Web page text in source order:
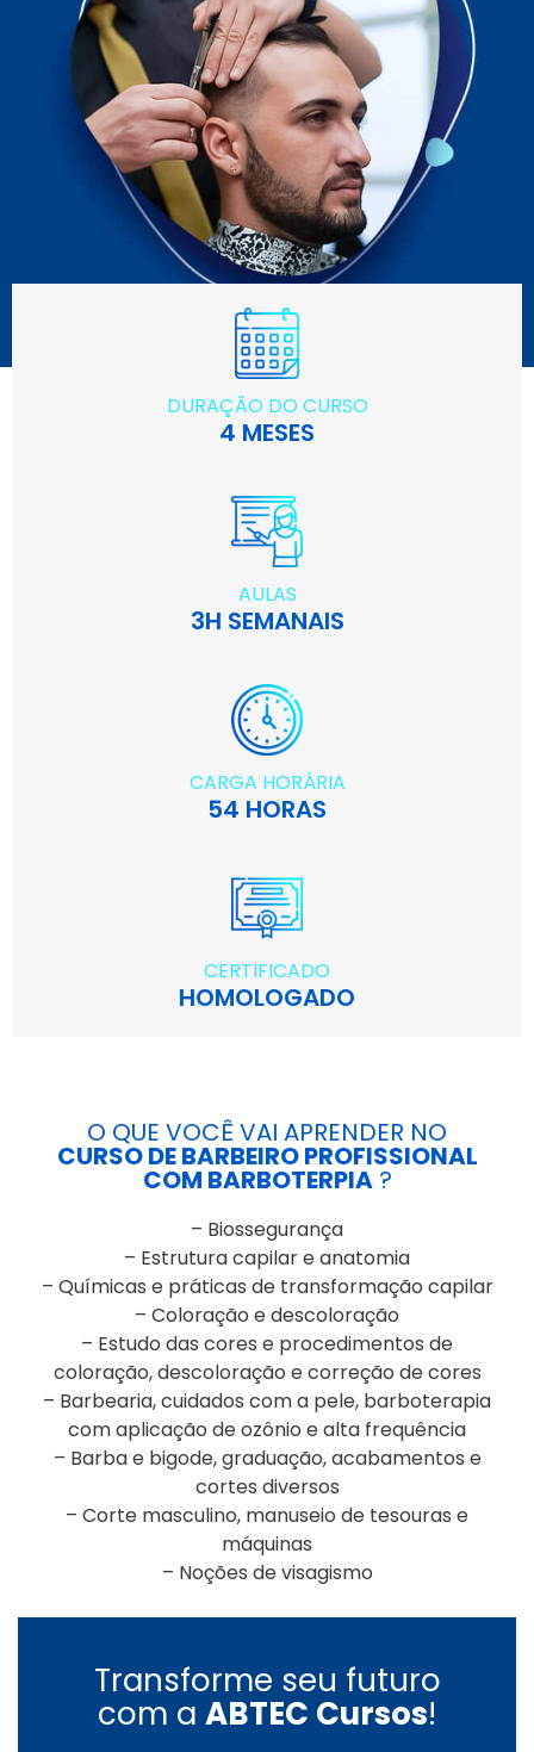
DURAÇÃO DO CURSO
4 MESES
AULAS
3H SEMANAIS
CARGA HORÁRIA
54 HORAS
CERTIFICADO
HOMOLOGADO
O QUE VOCÊ VAI APRENDER NO
CURSO DE BARBEIRO PROFISSIONAL
COM BARBOTERPIA?
– Biossegurança
– Estrutura capilar e anatomia
– Químicas e práticas de transformação capilar
– Coloração e descoloração
– Estudo das cores e procedimentos de
coloração, descoloração e correção de cores
– Barbearia, cuidados com a pele, barboterapia
com aplicação de ozônio e alta frequência
– Barba e bigode, graduação, acabamentos e
cortes diversos
– Corte masculino, manuseio de tesouras e
máquinas
– Noções de visagismo
Transforme seu futuro
com a ABTEC Cursos!